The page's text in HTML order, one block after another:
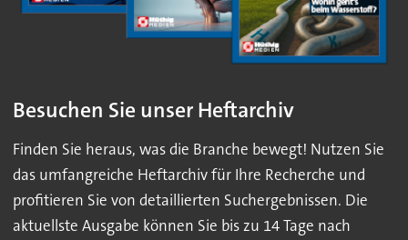
Besuchen Sie unser Heftarchiv
Finden Sie heraus, was die Branche bewegt! Nutzen Sie
das umfangreiche Heftarchiv für Ihre Recherche und
profitieren Sie von detaillierten Suchergebnissen. Die
aktuellste Ausgabe können Sie bis zu 14 Tage nach